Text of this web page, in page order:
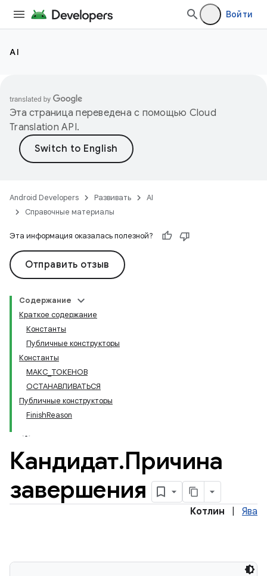
Войти
AI
Эта страница переведена с помощью Cloud
Translation API.
Android Developers Развивать
AI
Справочные материалы
Эта информация оказалась полезной?
Отправить отзыв
Содержание
Краткое содержание
Константы
Публичные конструкторы
Константы
МАКС_ТОКЕНОВ
ОСТАНАВЛИВАТЬСЯ
Публичные конструкторы
FinishReason
Кандидат.Причина
завершения
Котлин Ява